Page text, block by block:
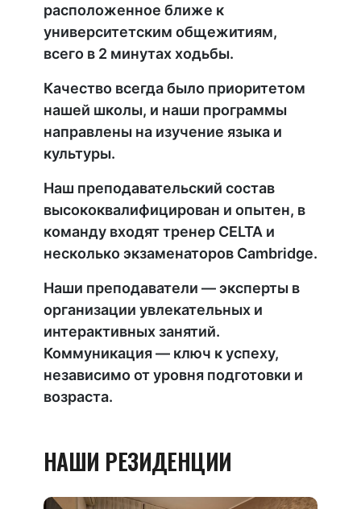
расположенное ближе к
университетским общежитиям,
всего в 2 минутах ходьбы.
Качество всегда было приоритетом
нашей школы, и наши программы
направлены на изучение языка и
культуры.
Наш преподавательский состав
высококвалифицирован и опытен, в
команду входят тренер CELTA и
несколько экзаменаторов Cambridge.
Наши преподаватели — эксперты в
организации увлекательных и
интерактивных занятий.
Коммуникация — ключ к успеху,
независимо от уровня подготовки и
возраста.
НАШИ РЕЗИДЕНЦИИ